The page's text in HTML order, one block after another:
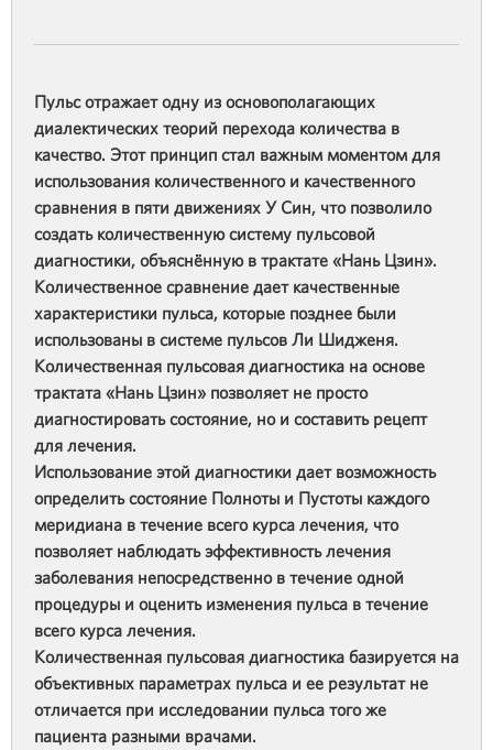
Пульс отражает одну из основополагающих
диалектических теорий перехода количества в
качество. Этот принцип стал важным моментом для
использования количественного и качественного
сравнения в пяти движениях У Син, что позволило
создать количественную систему пульсовой
диагностики, объяснённую в трактате «Нань Цзин».
Количественное сравнение дает качественные
характеристики пульса, которые позднее были
использованы в системе пульсов Ли Шидженя.
Количественная пульсовая диагностика на основе
трактата «Нань Цзин» позволяет не просто
диагностировать состояние, но и составить рецепт
для лечения.
Использование этой диагностики дает возможность
определить состояние Полноты и Пустоты каждого
меридиана в течение всего курса лечения, что
позволяет наблюдать эффективность лечения
заболевания непосредственно в течение одной
процедуры и оценить изменения пульса в течение
всего курса лечения.
Количественная пульсовая диагностика базируется на
объективных параметрах пульса и ее результат не
отличается при исследовании пульса того же
пациента разными врачами.